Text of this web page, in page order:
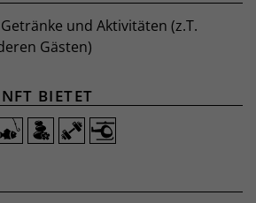
und Aktivitäten (z.T.
Gästen)
BIETET